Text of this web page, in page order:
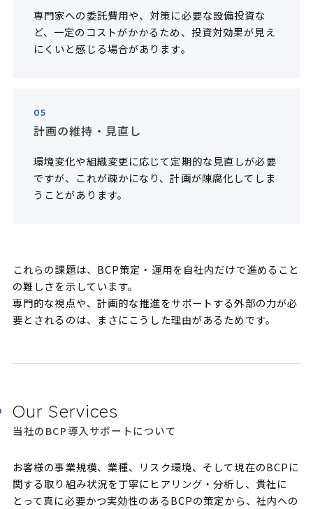
専門家への委託費用や、対策に必要な設備投資な
ど、一定のコストがかかるため、投資対効果が見え
にくいと感じる場合があります。
05
計画の維持・見直し
環境変化や組織変更に応じて定期的な見直しが必要
ですが、これが疎かになり、計画が陳腐化してしま
うことがあります。
これらの課題は、BCP策定・運用を自社内だけで進めること
の難しさを示しています。
専門的な視点や、計画的な推進をサポートする外部の力が必
要とされるのは、まさにこうした理由があるためです。
Our Services
当社のBCP導入サポートについて
お客様の事業規模、業種、リスク環境、そして現在のBCPに
関する取り組み状況を丁寧にヒアリング・分析し、貴社に
とって真に必要かつ実効性のあるBCPの策定から、社内への